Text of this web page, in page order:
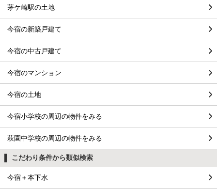
茅ケ崎駅の土地
今宿の新築戸建て
今宿の中古戸建て
今宿のマンション
今宿の土地
今宿小学校の周辺の物件をみる
萩園中学校の周辺の物件をみる
こだわり条件から類似検索
今宿＋本下水